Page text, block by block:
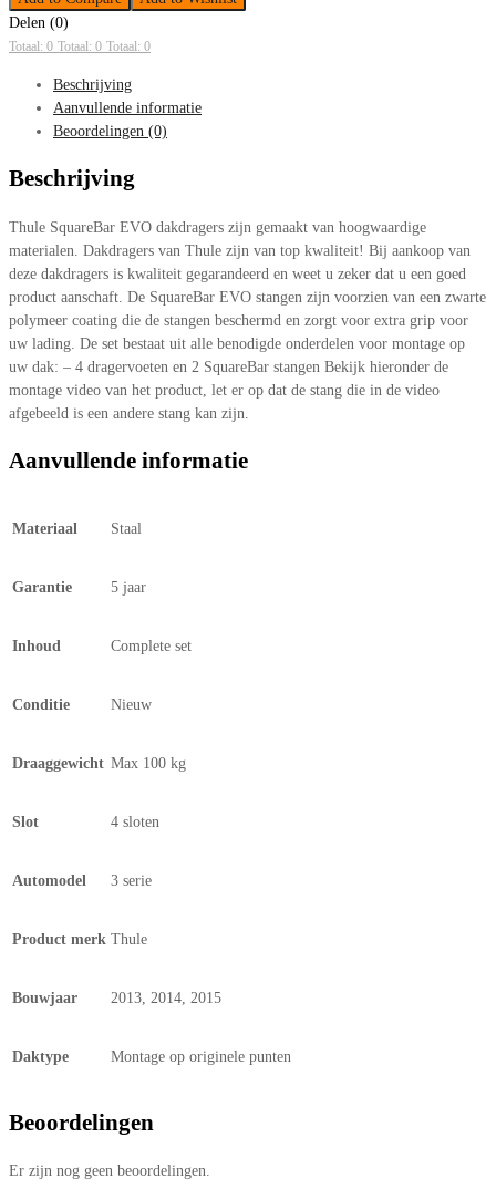
Delen (0)
Totaal: 0 Totaal: 0 Totaal: 0
Beschrijving
Aanvullende informatie
Beoordelingen (0)
Beschrijving
Thule SquareBar EVO dakdragers zijn gemaakt van hoogwaardige
materialen. Dakdragers van Thule zijn van top kwaliteit! Bij aankoop van
deze dakdragers is kwaliteit gegarandeerd en weet u zeker dat u een goed
product aanschaft. De SquareBar EVO stangen zijn voorzien van een zwarte
polymeer coating die de stangen beschermd en zorgt voor extra grip voor
uw lading. De set bestaat uit alle benodigde onderdelen voor montage op
uw dak: – 4 dragervoeten en 2 SquareBar stangen Bekijk hieronder de
montage video van het product, let er op dat de stang die in de video
afgebeeld is een andere stang kan zijn.
Aanvullende informatie
Materiaal Staal
Garantie 5 jaar
Inhoud Complete set
Conditie Nieuw
Draaggewicht Max 100 kg
Slot 4 sloten
Automodel 3 serie
Product merk Thule
Bouwjaar 2013, 2014, 2015
Daktype Montage op originele punten
Beoordelingen
Er zijn nog geen beoordelingen.